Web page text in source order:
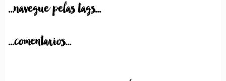
...navegue pelas tags...
...comentarios...